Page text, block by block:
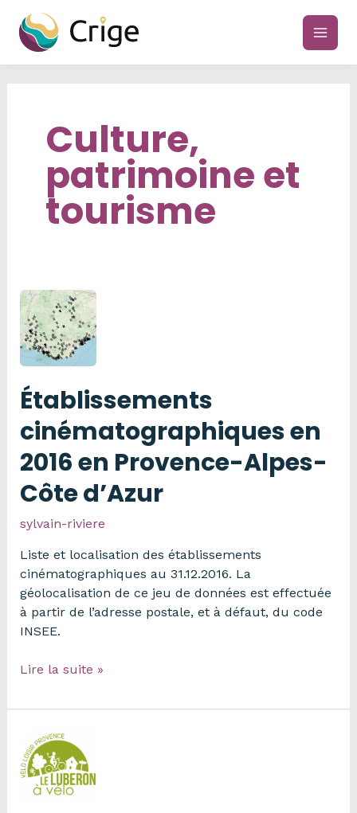
contenu
main
Culture,
patrimoine et
tourisme
Établissements
cinématographiques en
2016 en Provence-Alpes-
Côte d’Azur
sylvain-riviere
Liste et localisation des établissements
cinématographiques au 31.12.2016. La
géolocalisation de ce jeu de données est effectuée
à partir de l’adresse postale, et à défaut, du code
INSEE.
Établissements
en
en
Provence-
Alpes-
Lire la suite »